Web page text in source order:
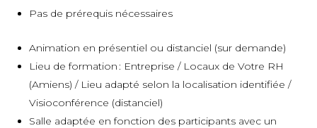
Pas de prérequis nécessaires
Animation en présentiel ou distanciel (sur demande)
Lieu de formation : Entreprise / Locaux de Votre RH
(Amiens) / Lieu adapté selon la localisation identifiée /
Visioconférence (distanciel)
Salle adaptée en fonction des participants avec un